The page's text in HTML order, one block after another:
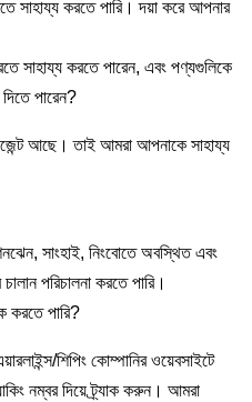
সাহায্য করতে পারি। দয়া করে আপনার
সাহায্য করতে পারেন, এবং পণ্যগুলিকে
পারেন?
আছে। তাই আমরা আপনাকে সাহায্য
সাংহাই, নিংবোতে অবস্থিত এবং
পরিচালনা করতে পারি।
করতে পারি?
শিপিং কোম্পানির ওয়েবসাইটে
নম্বর দিয়ে ট্র্যাক করুন। আমরা